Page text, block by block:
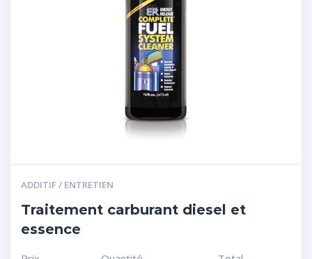
ADDITIF / ENTRETIEN
Traitement carburant diesel et
essence